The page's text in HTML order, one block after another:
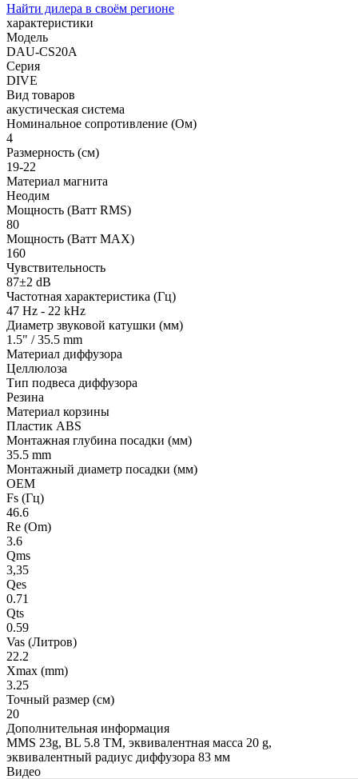
Найти дилера в своём регионе
характеристики
Модель
DAU-CS20A
Серия
DIVE
Вид товаров
акустическая система
Номинальное сопротивление (Ом)
4
Размерность (см)
19-22
Материал магнита
Неодим
Мощность (Ватт RMS)
80
Мощность (Ватт MAX)
160
Чувствительность
87±2 dB
Частотная характеристика (Гц)
47 Hz - 22 kHz
Диаметр звуковой катушки (мм)
1.5" / 35.5 mm
Материал диффузора
Целлюлоза
Тип подвеса диффузора
Резина
Материал корзины
Пластик ABS
Монтажная глубина посадки (мм)
35.5 mm
Монтажный диаметр посадки (мм)
OEM
Fs (Гц)
46.6
Re (Om)
3.6
Qms
3,35
Qes
0.71
Qts
0.59
Vas (Литров)
22.2
Xmax (mm)
3.25
Точный размер (см)
20
Дополнительная информация
MMS 23g, BL 5.8 TM, эквивалентная масса 20 g,
эквивалентный радиус диффузора 83 мм
Видео